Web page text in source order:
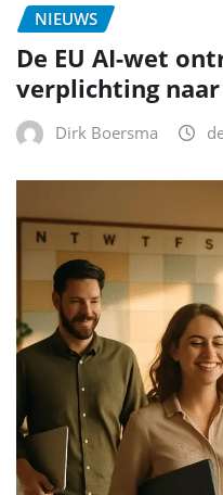
NIEUWS
De EU AI-wet
verplichting
Dirk Boersma